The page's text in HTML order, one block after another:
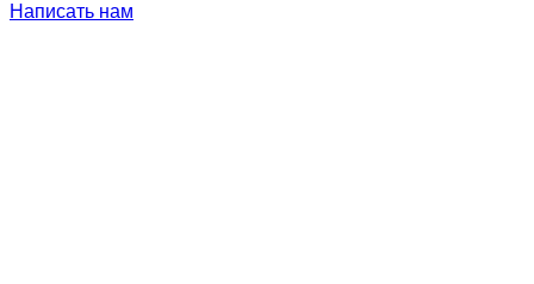
Написать нам